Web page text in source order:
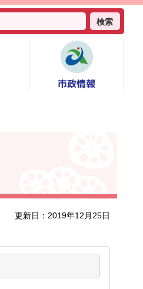
検索
市政情報
更新日：2019年12月25日